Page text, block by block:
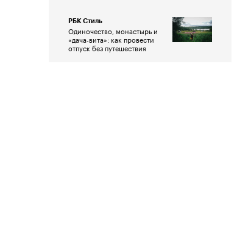
РБК Стиль
Одиночество, монастырь и
«дача-вита»: как провести
отпуск без путешествия